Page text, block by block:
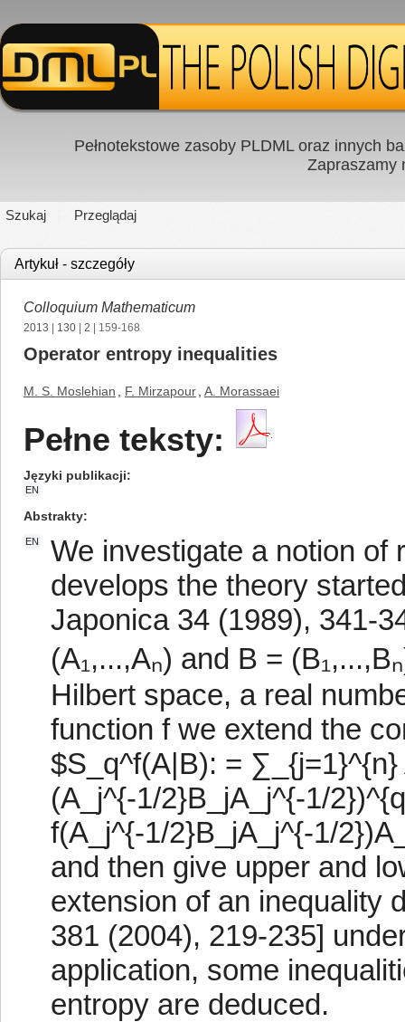
Pełnotekstowe zasoby PLDML oraz innych
Zapraszamy
Szukaj Przeglądaj
Artykuł - szczegóły
Colloquium Mathematicum
2013 130 2 | 159-168
Operator entropy inequalities
M. S. Moslehian F. Mirzapour A. Morassaei
Pełne teksty:
Języki publikacji
EN
Abstrakty
EN
We investigate a notion of
develops the theory
Japonica 34 (1989), 341-
(A₁,...,Aₙ) and B =
Hilbert space, a real
function f we extend the
$S_q^f(A|B): = ∑_{j=1}^{n}
(A_j^{-1/2}B_jA_j^{-1/
f(A_j^{-1/2}B_jA_j^{-1/
and then give upper and
extension of an inequality
381 (2004), 219-235]
application, some
entropy are deduced.